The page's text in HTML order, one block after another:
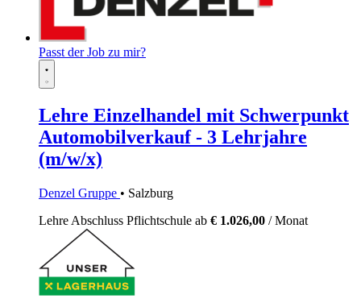
Passt der Job zu mir?
Lehre Einzelhandel mit Schwerpunkt
Automobilverkauf - 3 Lehrjahre
(m/w/x)
Denzel Gruppe • Salzburg
Lehre Abschluss Pflichtschule ab € 1.026,00 / Monat